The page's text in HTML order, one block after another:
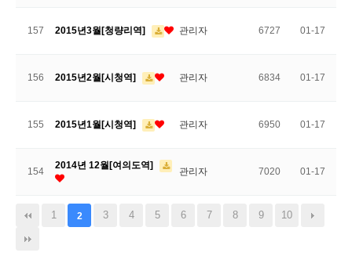
157 2015년3월[청량리역] 관리자 6727 01-17
156 2015년2월[시청역] 관리자 6834 01-17
155 2015년1월[시청역] 관리자 6950 01-17
154
2014년 12월[여의도역]
관리자 7020 01-17
1 2 3 4 5 6 7 8 9 10